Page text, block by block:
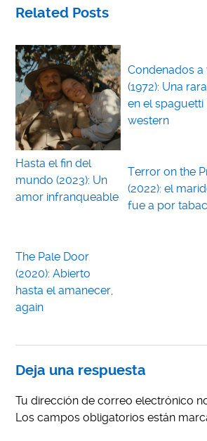
Related Posts
Hasta el fin del
mundo (2023): Un
amor infranqueable
Condenados a
(1972): Una
en el spaguetti
western
Terror on the
(2022): el
fue a por
The Pale Door
(2020): Abierto
hasta el amanecer,
again
Deja una respuesta
Tu dirección de correo electrónico
Los campos obligatorios están